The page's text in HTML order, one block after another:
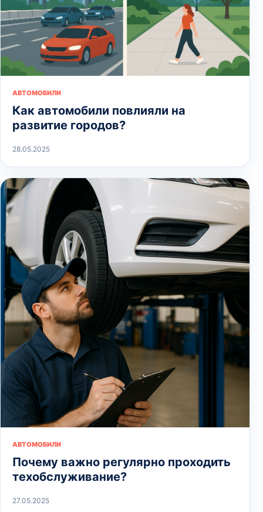
АВТОМОБИЛИ
Как автомобили повлияли на
развитие городов?
28.05.2025
АВТОМОБИЛИ
Почему важно регулярно проходить
техобслуживание?
27.05.2025